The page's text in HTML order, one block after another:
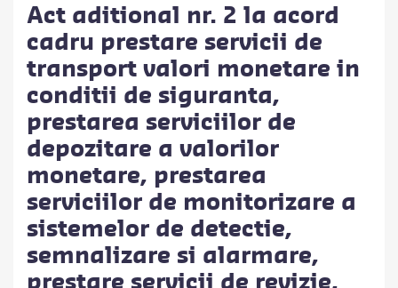
Act aditional nr. 2 la acord
cadru prestare servicii de
transport valori monetare in
conditii de siguranta,
prestarea serviciilor de
depozitare a valorilor
monetare, prestarea
serviciilor de monitorizare a
sistemelor de detectie,
semnalizare si alarmare,